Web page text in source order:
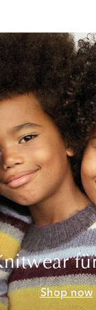
Shop now